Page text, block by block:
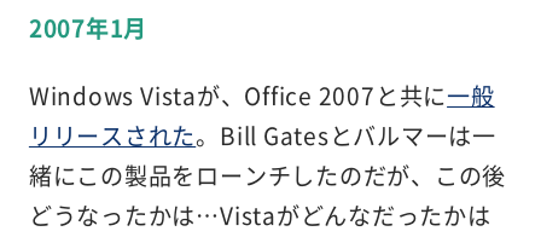
2007年1月
Windows Vistaが、Office 2007と共に一般
リリースされた。Bill Gatesとバルマーは一
緒にこの製品をローンチしたのだが、この後
どうなったかは…Vistaがどんなだったかは